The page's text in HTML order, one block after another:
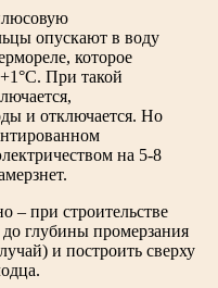
опускают в воду
которое
При такой
и отключается. Но
на 5-8
– при строительстве
глубины промерзания
и построить сверху